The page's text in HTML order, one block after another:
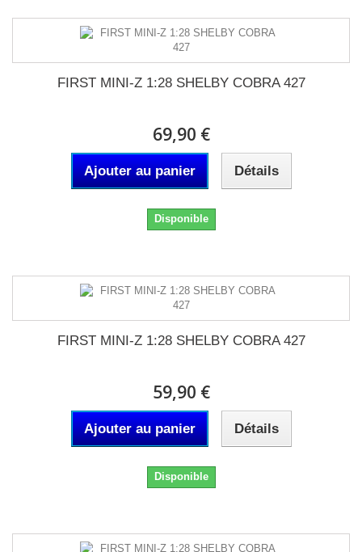
FIRST MINI-Z 1:28 SHELBY COBRA 427
69,90 €
Ajouter au panier Détails
Disponible
FIRST MINI-Z 1:28 SHELBY COBRA 427
59,90 €
Ajouter au panier Détails
Disponible